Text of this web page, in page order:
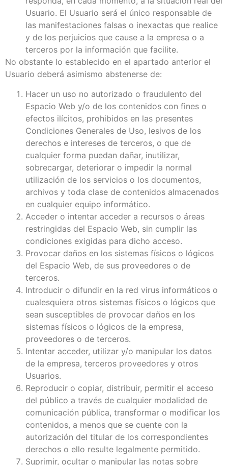
Usuario. El Usuario será el único responsable de
las manifestaciones falsas o inexactas que realice
y de los perjuicios que cause a la empresa o a
terceros por la información que facilite.
No obstante lo establecido en el apartado anterior el
Usuario deberá asimismo abstenerse de:
Hacer un uso no autorizado o fraudulento del
Espacio Web y/o de los contenidos con fines o
efectos ilícitos, prohibidos en las presentes
Condiciones Generales de Uso, lesivos de los
derechos e intereses de terceros, o que de
cualquier forma puedan dañar, inutilizar,
sobrecargar, deteriorar o impedir la normal
utilización de los servicios o los documentos,
archivos y toda clase de contenidos almacenados
en cualquier equipo informático.
Acceder o intentar acceder a recursos o áreas
restringidas del Espacio Web, sin cumplir las
condiciones exigidas para dicho acceso.
Provocar daños en los sistemas físicos o lógicos
del Espacio Web, de sus proveedores o de
terceros.
Introducir o difundir en la red virus informáticos o
cualesquiera otros sistemas físicos o lógicos que
sean susceptibles de provocar daños en los
sistemas físicos o lógicos de la empresa,
proveedores o de terceros.
Intentar acceder, utilizar y/o manipular los datos
de la empresa, terceros proveedores y otros
Usuarios.
Reproducir o copiar, distribuir, permitir el acceso
del público a través de cualquier modalidad de
comunicación pública, transformar o modificar los
contenidos, a menos que se cuente con la
autorización del titular de los correspondientes
derechos o ello resulte legalmente permitido.
Suprimir, ocultar o manipular las notas sobre